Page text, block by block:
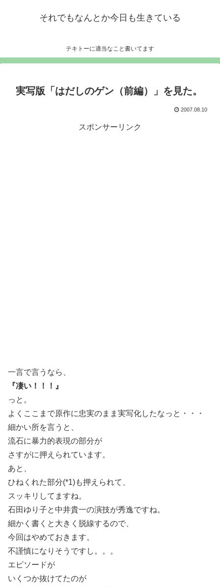
それでもなんとか今日も生きている
テキトーに適当なこと書いてます
実写版「はだしのゲン（前編）」を見た。
2007.08.10
スポンサーリンク
一言で言うなら、
『凄い！！！』
っと。
よくここまで原作に忠実のまま実写化したなっと・・・
細かい所を言うと、
流石に暴力的表現の部分が
さすがに押えられています。
あと、
ひねくれた部分(*1)も押えられて、
スッキリしてますね。
石田ゆり子と中井貴一の演技が秀逸ですね。
細かく書くと大きく脱線するので、
今回はやめておきます。
不謹慎になりそうですし。。。
エピソードが
いくつか抜けてたのが